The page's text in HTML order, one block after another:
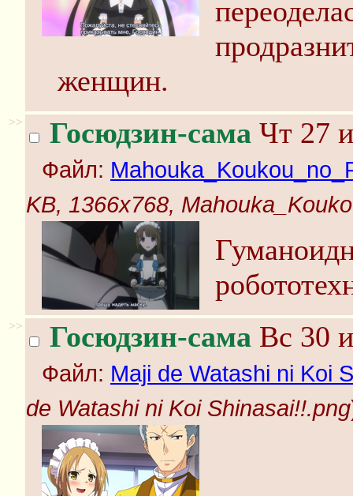
женщин.
>> Госюдзин-сама Чт 27
Файл:
KB, 1366x768,
>> Госюдзин-сама Вс 30
Файл: Maji de Watashi ni Koi
de Watashi ni Koi Shinasai!!.png